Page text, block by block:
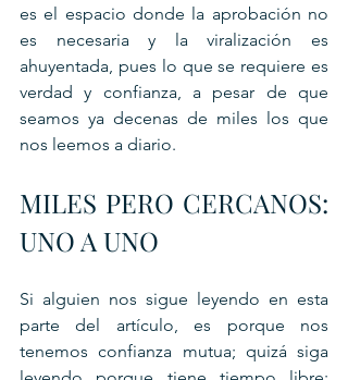
es el espacio donde la aprobación no
es necesaria y la viralización es
ahuyentada, pues lo que se requiere es
verdad y confianza, a pesar de que
seamos ya decenas de miles los que
nos leemos a diario.
MILES PERO CERCANOS:
UNO A UNO
Si alguien nos sigue leyendo en esta
parte del artículo, es porque nos
tenemos confianza mutua; quizá siga